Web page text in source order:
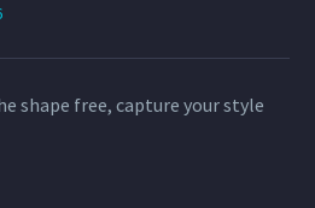
shape free, capture your style